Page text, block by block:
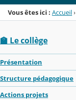
Vous êtes ici : Accueil›
🏫 Le collège
Présentation
Structure pédagogique
Actions projets